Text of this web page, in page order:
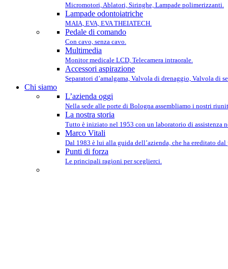
Micromotori, Ablatori, Siringhe, Lampade polimerizzanti.
Lampade odontoiatriche
MAIA, EVA, EVA THEIATECH.
Pedale di comando
Con cavo, senza cavo.
Multimedia
Monitor medicale LCD, Telecamera intraorale.
Accessori aspirazione
Separatori d’amalgama, Valvola di drenaggio, Valvola di
Chi siamo
L’azienda oggi
Nella sede alle porte di Bologna assembliamo i nostri
La nostra storia
Tutto è iniziato nel 1953 con un laboratorio di assistenza
Marco Vitali
Dal 1983 è lui alla guida dell’azienda, che ha ereditato
Punti di forza
Le principali ragioni per sceglierci.